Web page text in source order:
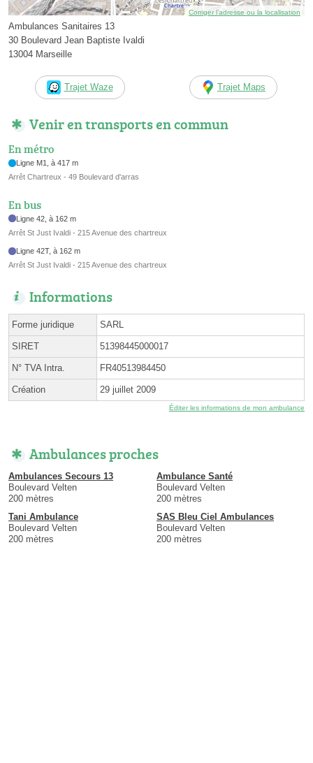
Corriger l’adresse ou la localisation
Ambulances Sanitaires 13
30 Boulevard Jean Baptiste Ivaldi
13004 Marseille
Trajet Waze Trajet Maps
Venir en transports en commun
En métro
Ligne M1, à 417 m
Arrêt Chartreux - 49 Boulevard d'arras
En bus
Ligne 42, à 162 m
Arrêt St Just Ivaldi - 215 Avenue des chartreux
Ligne 42T, à 162 m
Arrêt St Just Ivaldi - 215 Avenue des chartreux
Informations
Forme juridique SARL
SIRET 51398445000017
N° TVA Intra. FR40513984450
Création 29 juillet 2009
Éditer les informations de mon ambulance
Ambulances proches
Ambulances Secours 13
Boulevard Velten
200 mètres
Ambulance Santé
Boulevard Velten
200 mètres
Tani Ambulance
Boulevard Velten
200 mètres
SAS Bleu Ciel Ambulances
Boulevard Velten
200 mètres